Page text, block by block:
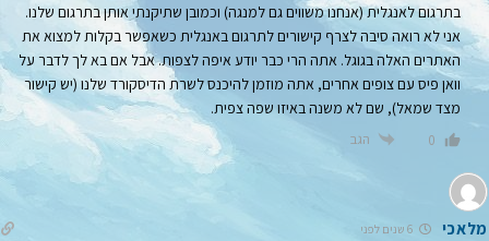
בתרגום לאנגלית (אנחנו משווים גם למנגה) וכמובן שתיקנתי אותן בתרגום שלנו.
אני לא רואה סיבה לצרף קישורים לתרגום באנגלית כשאפשר בקלות למצוא את
האתרים האלה בגוגל. אתה הרי כבר יודע איפה לצפות. אבל אם בא לך לדבר על
וואן פיס עם צופים אחרים, אתה מוזמן להיכנס לשרת הדיסקורד שלנו (יש קישור
מצד שמאל), שם לא משנה באיזו שפה צפית.
0 הגב
מלאכי 6 שנים לפני